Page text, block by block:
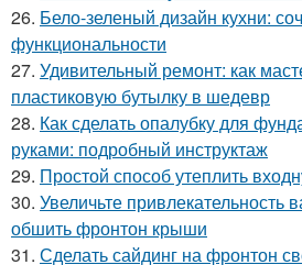
26. Бело-зеленый дизайн кухни:
функциональности
27. Удивительный ремонт: как
пластиковую бутылку в шедевр
28. Как сделать опалубку для
руками: подробный инструктаж
29. Простой способ утеплить
30. Увеличьте привлекательность
обшить фронтон крыши
31. Сделать сайдинг на фронтон